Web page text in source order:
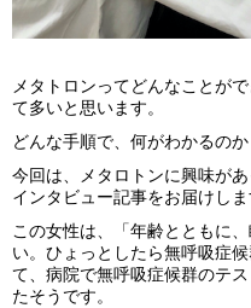
メタトロンってどんなことが
て多いと思います。
どんな手順で、何がわかるのか
今回は、メタロトンに興味が
インタビュー記事をお届けしま
この女性は、「年齢とともに
い。ひょっとしたら無呼吸症
て、病院で無呼吸症候群のテ
たそうです。